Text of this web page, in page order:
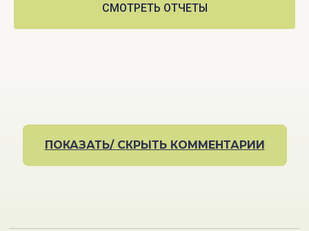
СМОТРЕТЬ ОТЧЕТЫ
ПОКАЗАТЬ/ СКРЫТЬ КОММЕНТАРИИ